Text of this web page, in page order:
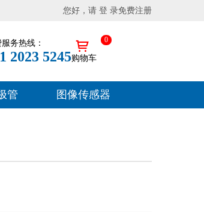
您好，请 登 录免费注册
务热线：
2023 5245购物车
0
管 图像传感器